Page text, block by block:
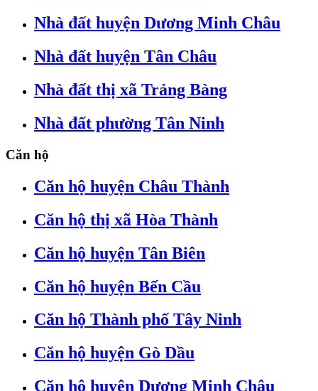
Nhà đất huyện Dương Minh Châu
Nhà đất huyện Tân Châu
Nhà đất thị xã Trảng Bàng
Nhà đất phường Tân Ninh
Căn hộ
Căn hộ huyện Châu Thành
Căn hộ thị xã Hòa Thành
Căn hộ huyện Tân Biên
Căn hộ huyện Bến Cầu
Căn hộ Thành phố Tây Ninh
Căn hộ huyện Gò Dầu
Căn hộ huyện Dương Minh Châu